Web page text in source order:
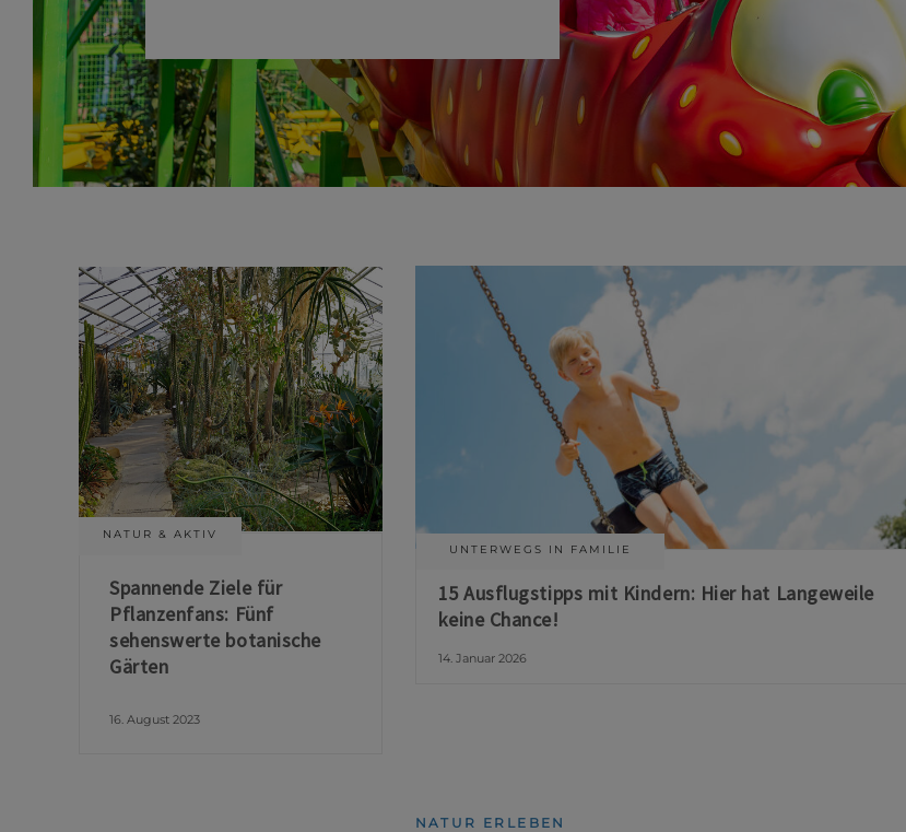
NATUR & AKTIV
Spannende Ziele für
Pflanzenfans: Fünf
sehenswerte botanische
Gärten
16. August 2023
UNTERWEGS IN FAMILIE
15 Ausflugstipps mit Kindern: Hier hat Langeweile
keine Chance!
14. Januar 2026
NATUR ERLEBEN